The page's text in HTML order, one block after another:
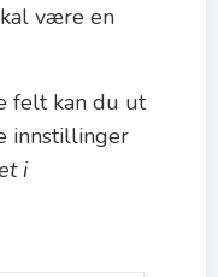
være en
felt kan du ut
innstillinger
i